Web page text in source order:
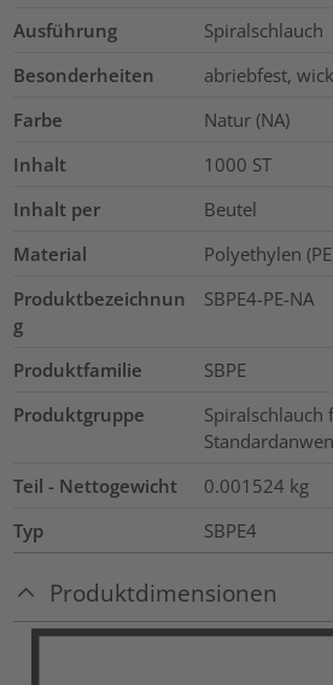
Ausführung
Spiralschlauch
Besonderheiten
abriebfest,
Farbe
Natur (NA)
Inhalt
1000 ST
Inhalt per
Beutel
Material
Polyethylen
Produktbezeichnun
g
SBPE4-PE-NA
Produktfamilie
SBPE
Produktgruppe
Spiralschlauch
Teil - Nettogewicht
0.001524 kg
Typ
SBPE4
Produktdimensionen